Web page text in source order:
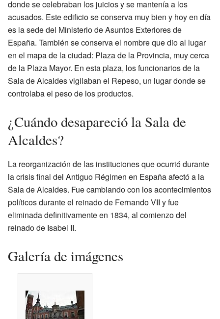
donde se celebraban los juicios y se mantenía a los
acusados. Este edificio se conserva muy bien y hoy en día
es la sede del Ministerio de Asuntos Exteriores de
España. También se conserva el nombre que dio al lugar
en el mapa de la ciudad: Plaza de la Provincia, muy cerca
de la Plaza Mayor. En esta plaza, los funcionarios de la
Sala de Alcaldes vigilaban el Repeso, un lugar donde se
controlaba el peso de los productos.
¿Cuándo desapareció la Sala de
Alcaldes?
La reorganización de las instituciones que ocurrió durante
la crisis final del Antiguo Régimen en España afectó a la
Sala de Alcaldes. Fue cambiando con los acontecimientos
políticos durante el reinado de Fernando VII y fue
eliminada definitivamente en 1834, al comienzo del
reinado de Isabel II.
Galería de imágenes